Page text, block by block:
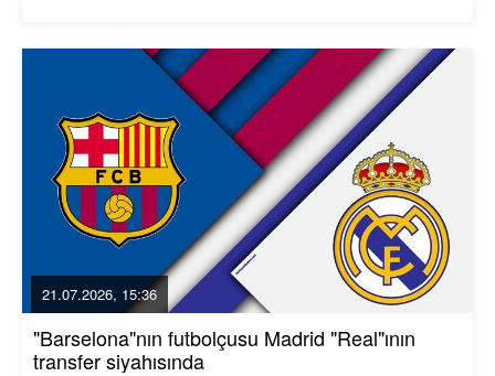
21.07.2026, 15:36
"Barselona"nın futbolçusu Madrid "Real"ının
transfer siyahısında